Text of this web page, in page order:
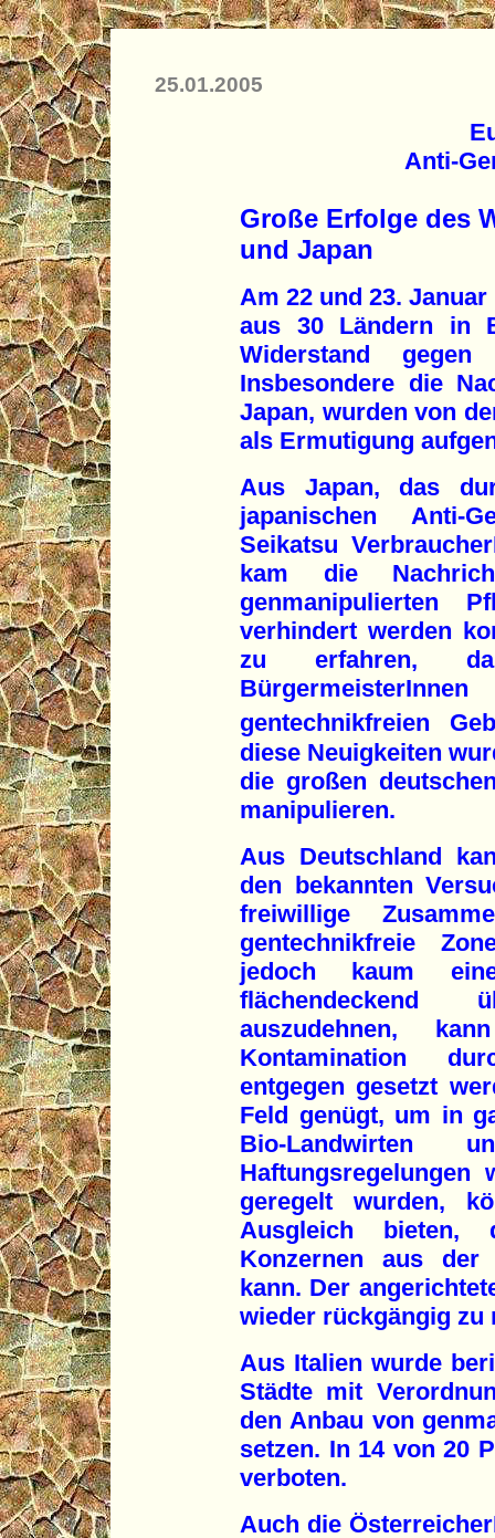
25.01.2005
Anti-
Große Erfolge des
und Japan
Am 22 und 23.
aus 30 Ländern in
Widerstand
Insbesondere die
Japan, wurden von
als Ermutigung
Aus Japan, das
japanischen Anti-
Seikatsu
kam die
genmanipulierten
verhindert werden
zu erfahren,
gentechnikfreien
diese Neuigkeiten
die großen
manipulieren.
Aus Deutschland
den bekannten
freiwillige
gentechnikfreie
jedoch kaum
flächendeckend
auszudehnen,
Kontamination
entgegen gesetzt
Feld genügt, um in
Bio-Landwirten
geregelt wurden,
Ausgleich bieten,
Konzernen aus der
kann. Der
wieder rückgängig zu
Aus Italien wurde
Städte mit
den Anbau von
setzen. In 14 von 20
verboten.
Auch die